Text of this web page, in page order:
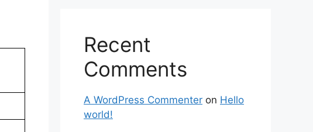
Recent
Comments
A WordPress Commenter on Hello
world!